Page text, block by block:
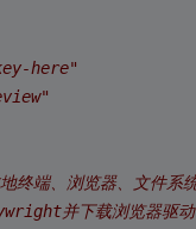
here"
终端、浏览器、文件系
并下载浏览器驱